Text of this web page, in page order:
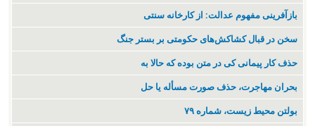
بازآفرینی مفهوم عدالت: از کارخانه سنتی
سخن در قبال کشاکش‌های حکومتی بر بستر جنگ
حذف کار پیمانی کی در متن بودە کە حالا بە
بحران مهاجرت‌، حذف صورت مسأله یا حل
بولتن محیط زیست، شماره ۷۹